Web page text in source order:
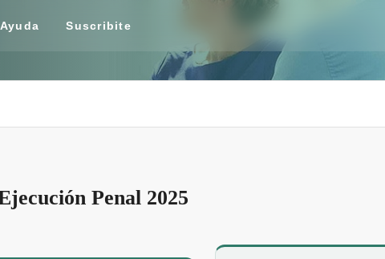
Ayuda Suscribite
Penal 2025